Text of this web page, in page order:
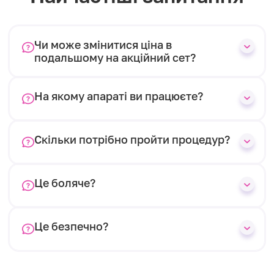
Чи може змінитися ціна в
подальшому на акційний сет?
На якому апараті ви працюєте?
Скільки потрібно пройти процедур?
Це боляче?
Це безпечно?